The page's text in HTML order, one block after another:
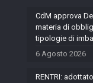
CdM approva
materia di
tipologie di
6 Agosto 2026
RENTRI: